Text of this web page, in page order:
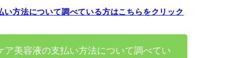
い方法について調べている方はこちらをクリック
ア美容液の支払い方法について調べてい